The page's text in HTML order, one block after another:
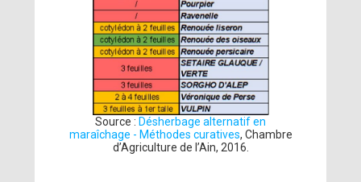
Source : Désherbage alternatif en
maraîchage - Méthodes curatives, Chambre
d’Agriculture de l’Ain, 2016.